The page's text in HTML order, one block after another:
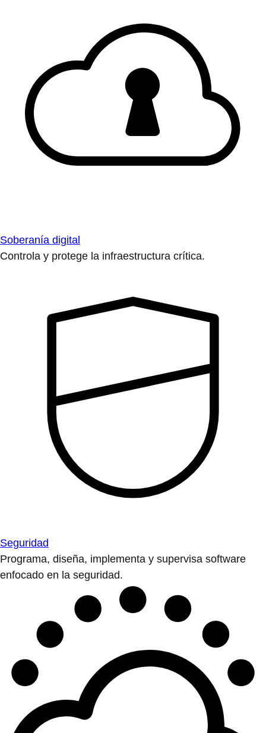
Soberanía digital
Controla y protege la infraestructura crítica.
Seguridad
Programa, diseña, implementa y supervisa software
enfocado en la seguridad.